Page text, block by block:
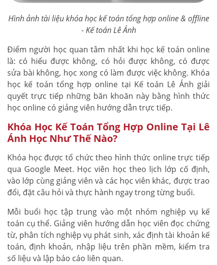
Hình ảnh tài liệu khóa học kế toán tổng hợp online & offline
- Kế toán Lê Ánh
Điểm người học quan tâm nhất khi học kế toán online
là: có hiểu được không, có hỏi được không, có được
sửa bài không, học xong có làm được việc không. Khóa
học kế toán tổng hợp online tại Kế toán Lê Ánh giải
quyết trực tiếp những băn khoăn này bằng hình thức
học online có giảng viên hướng dẫn trực tiếp.
Khóa Học Kế Toán Tổng Hợp Online Tại Lê
Ánh Học Như Thế Nào?
Khóa học được tổ chức theo hình thức online trực tiếp
qua Google Meet. Học viên học theo lịch lớp cố định,
vào lớp cùng giảng viên và các học viên khác, được trao
đổi, đặt câu hỏi và thực hành ngay trong từng buổi.
Mỗi buổi học tập trung vào một nhóm nghiệp vụ kế
toán cụ thể. Giảng viên hướng dẫn học viên đọc chứng
từ, phân tích nghiệp vụ phát sinh, xác định tài khoản kế
toán, định khoản, nhập liệu trên phần mềm, kiểm tra
số liệu và lập báo cáo liên quan.